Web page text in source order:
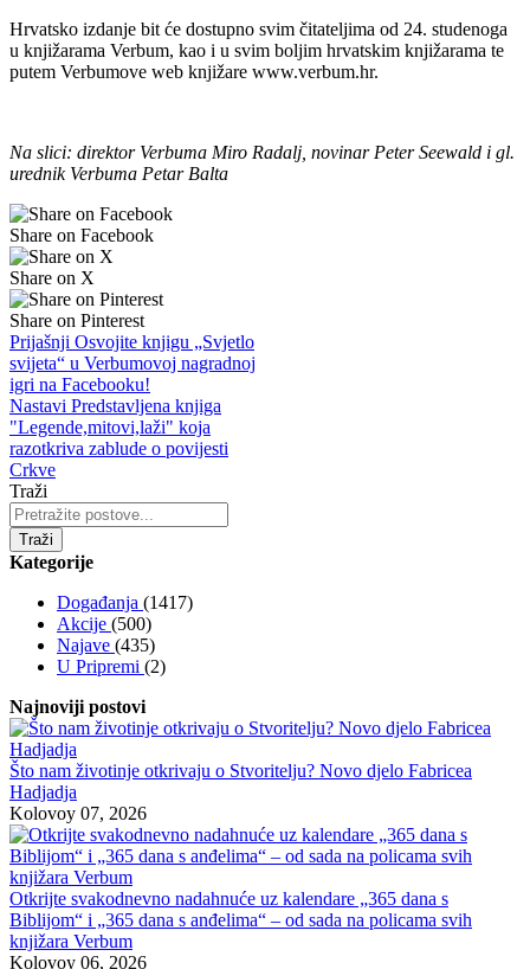
Hrvatsko izdanje bit će dostupno svim čitateljima od 24. studenoga
u knjižarama Verbum, kao i u svim boljim hrvatskim knjižarama te
putem Verbumove web knjižare www.verbum.hr.
Na slici: direktor Verbuma Miro Radalj, novinar Peter Seewald i gl.
urednik Verbuma Petar Balta
Share on Facebook
Share on X
Share on Pinterest
Prijašnji Osvojite knjigu „Svjetlo
svijeta“ u Verbumovoj nagradnoj
igri na Facebooku!
Nastavi Predstavljena knjiga
"Legende,mitovi,laži" koja
razotkriva zablude o povijesti
Crkve
Traži
Traži
Kategorije
Događanja (1417)
Akcije (500)
Najave (435)
U Pripremi (2)
Najnoviji postovi
Što nam životinje otkrivaju o Stvoritelju? Novo djelo Fabricea
Hadjadja
Kolovoy 07, 2026
Otkrijte svakodnevno nadahnuće uz kalendare „365 dana s
Biblijom“ i „365 dana s anđelima“ – od sada na policama svih
knjižara Verbum
Kolovoy 06, 2026